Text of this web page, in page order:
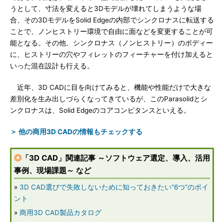
うとして、寸法を変えると3Dモデルが壊れてしまうような場
合、その3DモデルをSolid Edgeの内部でシンクロナスに転送する
ことで、ノンヒストリー環境で自由に面などを変更することが可
能となる。その他、シンクロナス（ノンヒストリー）のボディー
に、ヒストリーの穴やフィレットのフィーチャーを付け加えると
いった混在設計も行える。
近年、3D CADに目を向けてみると、機能や性能だけで大きな
差別化を生み出しづらくなってきているが、このParasolidとシ
ンクロナスは、Solid Edgeのコアコンピタンスといえる。
＞ 他の商用3D CADの情報もチェックする
◎ 「3D CAD」関連記事 ～ソフトウェア選定、導入、活用
事例、現場課題～ など
» 3D CAD選びで失敗しないために知っておきたい“6つ”のポイ
ント
» 商用3D CAD製品カタログ